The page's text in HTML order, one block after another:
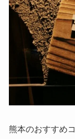
熊本のおすすめ